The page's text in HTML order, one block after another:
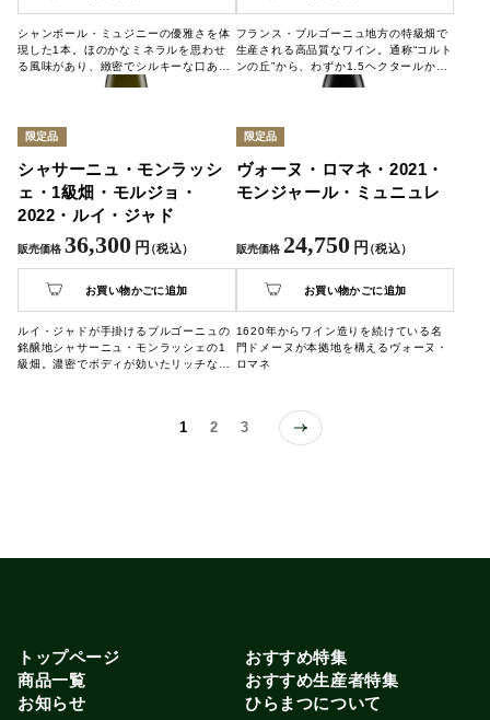
シャンボール・ミュジニーの優雅さを体
現した1本。ほのかなミネラルを思わせ
る風味があり、緻密でシルキーな口あた
り。熟成後の味わいもより豊かな香りが
フランス・ブルゴーニュ地方の特級畑で
生産される高品質なワイン。通称“コルト
ンの丘”から、わずか1.5ヘクタールから
造られる希少な存在です。
限定品
シャサーニュ・モンラッシ
ェ・1級畑・モルジョ・
2022・ルイ・ジャド
販売価格 36,300 円（税込）
お買い物かごに追加
ルイ・ジャドが手掛けるブルゴーニュの
銘醸地シャサーニュ・モンラッシェの1
級畑。濃密でボディが効いたリッチな仕
限定品
ヴォーヌ・ロマネ・2021・
モンジャール・ミュニュレ
販売価格 24,750円（税込）
お買い物かごに追加
1620年からワイン造りを続けている名
門ドメーヌが本拠地を構えるヴォーヌ・
ロマネ
1 2 3
トップページ
商品一覧
お知らせ
おすすめ特集
おすすめ生産者特集
ひらまつについて